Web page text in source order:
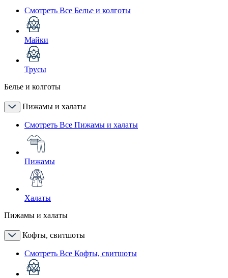
Смотреть Все Белье и колготы
Майки
Трусы
Белье и колготы
Пижамы и халаты
Смотреть Все Пижамы и халаты
Пижамы
Халаты
Пижамы и халаты
Кофты, свитшоты
Смотреть Все Кофты, свитшоты